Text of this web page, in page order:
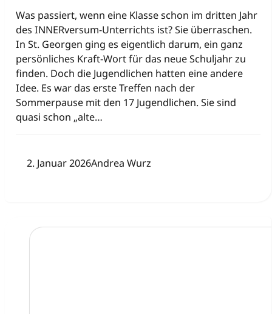
Was passiert, wenn eine Klasse schon im dritten Jahr
des INNERversum-Unterrichts ist? Sie überraschen.
In St. Georgen ging es eigentlich darum, ein ganz
persönliches Kraft-Wort für das neue Schuljahr zu
finden. Doch die Jugendlichen hatten eine andere
Idee. Es war das erste Treffen nach der
Sommerpause mit den 17 Jugendlichen. Sie sind
quasi schon „alte…
2. Januar 2026Andrea Wurz